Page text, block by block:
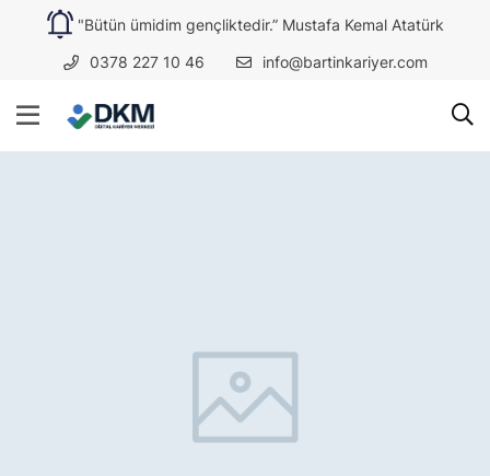
"Bütün ümidim gençliktedir.” Mustafa Kemal Atatürk
0378 227 10 46 info@bartinkariyer.com